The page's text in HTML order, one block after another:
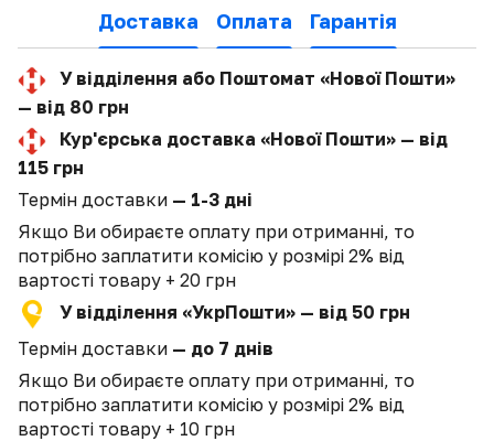
Доставка Оплата Гарантія
У відділення або Поштомат «Нової Пошти»
— від 80 грн
Кур'єрська доставка «Нової Пошти» — від
115 грн
Термін доставки — 1-3 дні
Якщо Ви обираєте оплату при отриманні, то
потрібно заплатити комісію у розмірі 2% від
вартості товару + 20 грн
У відділення «УкрПошти» — від 50 грн
Термін доставки — до 7 днів
Якщо Ви обираєте оплату при отриманні, то
потрібно заплатити комісію у розмірі 2% від
вартості товару + 10 грн